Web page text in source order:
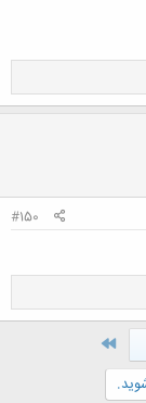
#150